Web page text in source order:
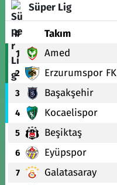
Süper Lig
# Takım
1 Amed
2 Erzurumspor FK
3 Başakşehir
4 Kocaelispor
5 Beşiktaş
6 Eyüpspor
7 Galatasaray